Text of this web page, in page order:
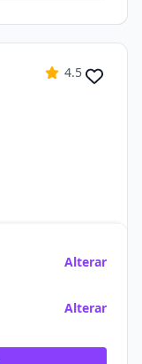
4.5
Alterar
Alterar